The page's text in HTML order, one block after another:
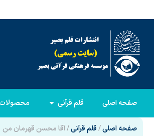
صفحه اصلی قلم قرآنی محصولات
صفحه اصلی/قلم قرآنی/ آقا محسن قهرمان من